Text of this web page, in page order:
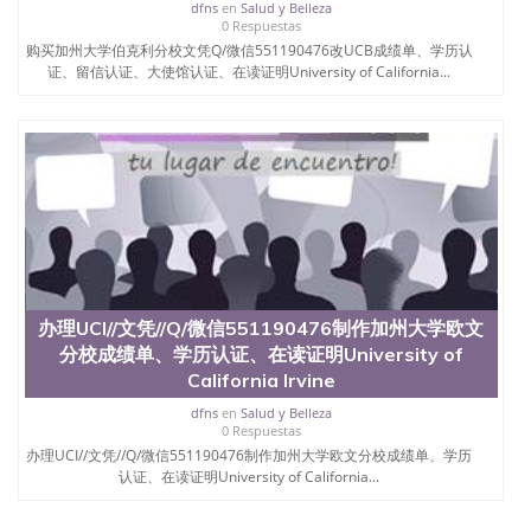
6、客户确认收到结果，付余款。 我们对海外大学及
学院的毕业证成绩单所使用的材料，尺寸大小，防伪
结构（包括：水印，阴影底纹，钢印LOGO烫金烫
对照。质量得到了广大海外客户群体的认可，同时和
海外学校留学中介， 同时能做到与时俱进，及时掌握
各大院校的（毕业证，成绩单，资格证，学生卡，结
业证，录取通知书，在读证明等相关材料）的版本更
新信息， 能够在时间掌握的海外学历文凭的样版，尺
寸大小，纸张材质，防伪技术等等，并在时间收集到
原版实物，以求达到客户的需求。 我们的优势： 我
们在保证合理定价的同时，坚持较高性价比，通过品
质和效率不断优化，为您倾情诠释什么是高性价比。
咨询顾问：Sam q/微信:551190476 Q/微
信:551190476办理毕业证成绩单、教育部认证,录取通
知书，雅思，留学回国证明.
公司专业制作、办理、仿制、成绩单文凭、改成绩、
教育部学历学位认证、毕业证、成绩单、文凭、学历
文凭、假文凭假毕业证假学历书制作、假制作、办
理、仿制学位证书、毕业证文凭、文凭毕业证、毕业
dfnsen Salud y Belleza
0 Respuestas
购买加州大学伯克利分校文凭Q/微信551190476改UCB成绩单、学历认
证、留信认证、大使馆认证、在读证明University of California...
办理UCI//文凭//Q/微信551190476制作加州大学欧文
分校成绩单、学历认证、在读证明University of
California Irvine
dfnsen Salud y Belleza
0 Respuestas
办理UCI//文凭//Q/微信551190476制作加州大学欧文分校成绩单、学历
认证、在读证明University of California...